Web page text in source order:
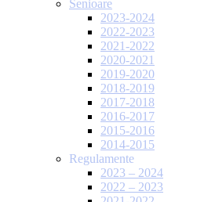
Senioare
2023-2024
2022-2023
2021-2022
2020-2021
2019-2020
2018-2019
2017-2018
2016-2017
2015-2016
2014-2015
Regulamente
2023 – 2024
2022 – 2023